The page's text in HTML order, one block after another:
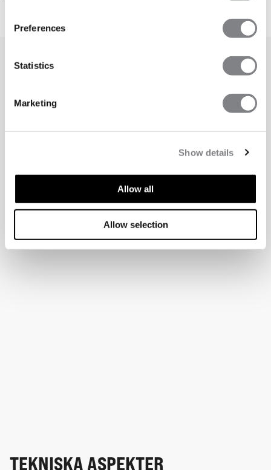
Preferences
Statistics
Marketing
Show details
Allow all
Allow selection
TEKNISKA ASPEKTER